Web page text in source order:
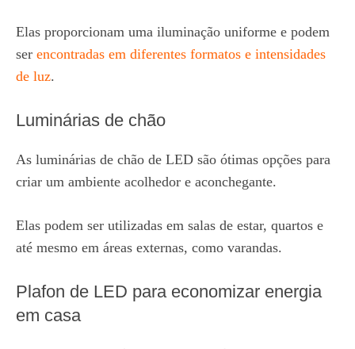
Elas proporcionam uma iluminação uniforme e podem
ser encontradas em diferentes formatos e intensidades
de luz.
Luminárias de chão
As luminárias de chão de LED são ótimas opções para
criar um ambiente acolhedor e aconchegante.
Elas podem ser utilizadas em salas de estar, quartos e
até mesmo em áreas externas, como varandas.
Plafon de LED para economizar energia
em casa